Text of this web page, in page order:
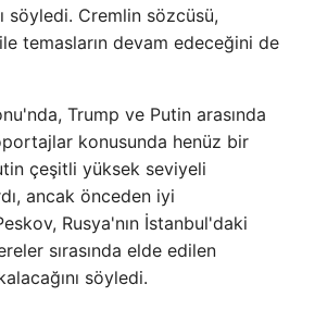
söyledi. Cremlin sözcüsü,
temasların devam edeceğini de
Trump ve Putin arasında
konusunda henüz bir
çeşitli yüksek seviyeli
ancak önceden iyi
Rusya'nın İstanbul'daki
sırasında elde edilen
söyledi.